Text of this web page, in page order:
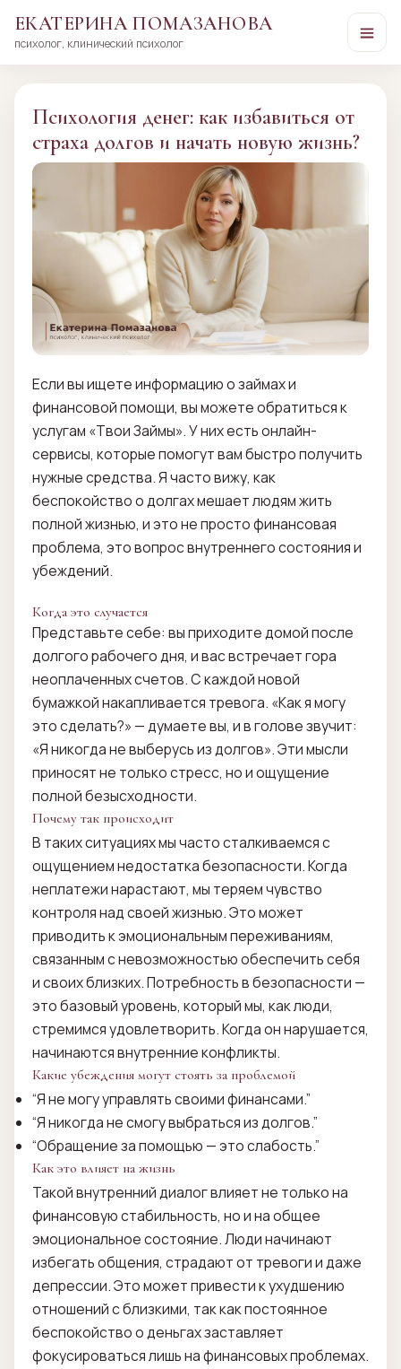
ЕКАТЕРИНА ПОМАЗАНОВА
психолог, клинический психолог
Психология денег: как избавиться от
страха долгов и начать новую жизнь?
Если вы ищете информацию о займах и
финансовой помощи, вы можете обратиться к
услугам «Твои Займы». У них есть онлайн-
сервисы, которые помогут вам быстро получить
нужные средства. Я часто вижу, как
беспокойство о долгах мешает людям жить
полной жизнью, и это не просто финансовая
проблема, это вопрос внутреннего состояния и
убеждений.
Когда это случается
Представьте себе: вы приходите домой после
долгого рабочего дня, и вас встречает гора
неоплаченных счетов. С каждой новой
бумажкой накапливается тревога. «Как я могу
это сделать?» — думаете вы, и в голове звучит:
«Я никогда не выберусь из долгов». Эти мысли
приносят не только стресс, но и ощущение
полной безысходности.
Почему так происходит
В таких ситуациях мы часто сталкиваемся с
ощущением недостатка безопасности. Когда
неплатежи нарастают, мы теряем чувство
контроля над своей жизнью. Это может
приводить к эмоциональным переживаниям,
связанным с невозможностью обеспечить себя
и своих близких. Потребность в безопасности —
это базовый уровень, который мы, как люди,
стремимся удовлетворить. Когда он нарушается,
начинаются внутренние конфликты.
Какие убеждения могут стоять за проблемой
“Я не могу управлять своими финансами.”
“Я никогда не смогу выбраться из долгов.”
“Обращение за помощью — это слабость.”
Как это влияет на жизнь
Такой внутренний диалог влияет не только на
финансовую стабильность, но и на общее
эмоциональное состояние. Люди начинают
избегать общения, страдают от тревоги и даже
депрессии. Это может привести к ухудшению
отношений с близкими, так как постоянное
беспокойство о деньгах заставляет
фокусироваться лишь на финансовых проблемах.